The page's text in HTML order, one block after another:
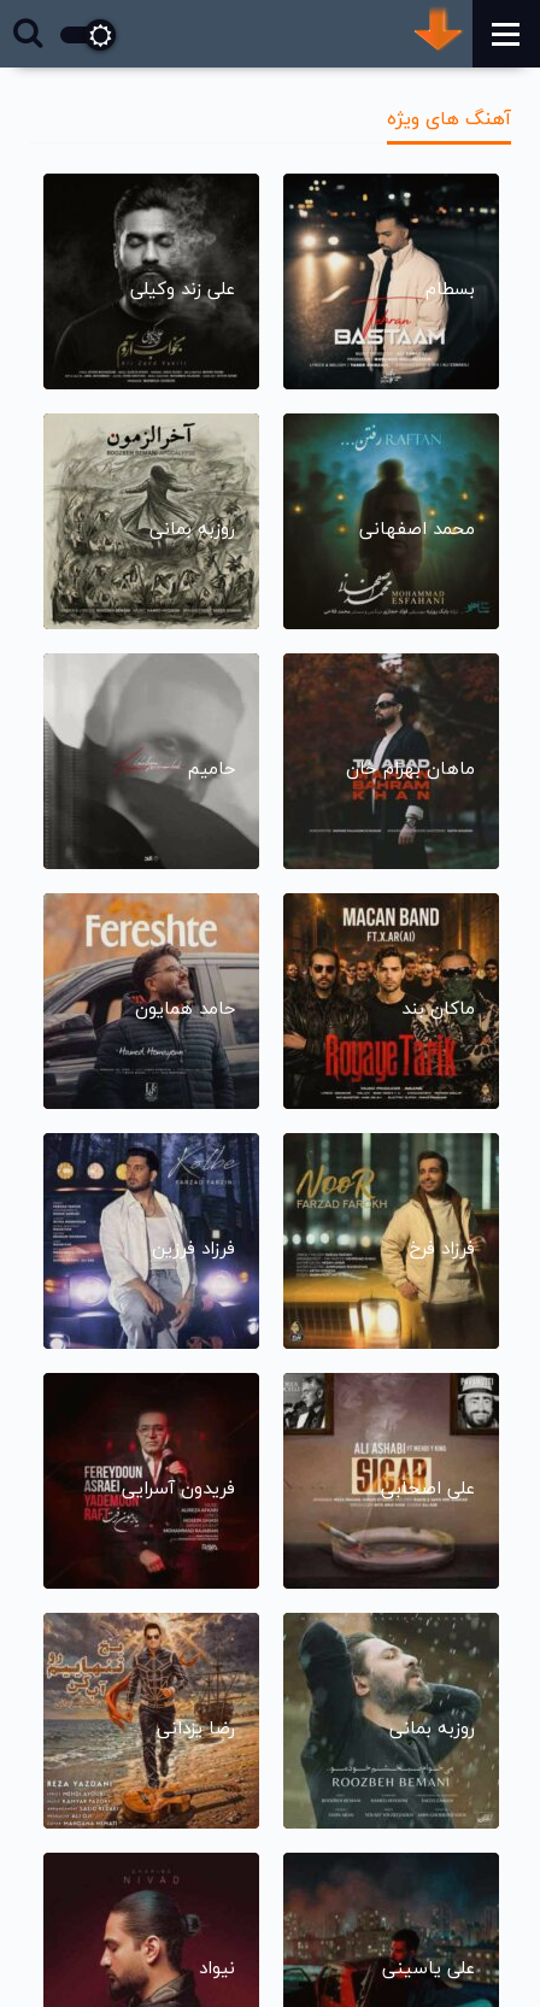
آهنگ های ویژه
بسطام علی زند وکیلی
محمد اصفهانی روزبه بمانی
ماهان بهرام خان حامیم
ماکان بند حامد همایون
فرزاد فرخ فرزاد فرزین
علی اصحابی فریدون آسرایی
روزبه بمانی رضا یزدانی
علی یاسینی نیواد